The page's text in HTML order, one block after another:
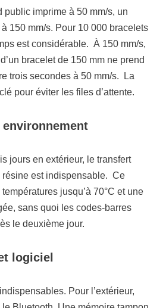
public imprime à 50 mm/s, un
150 mm/s. Pour 10 000 bracelets
est considérable. À 150 mm/s,
bracelet de 150 mm ne prend
trois secondes à 50 mm/s. La
pour éviter les files d’attente.
jours en extérieur, le transfert
résine est indispensable. Ce
jusqu’à 70°C et une
sans quoi les codes-barres
le deuxième jour.
logiciel
Pour l’extérieur,